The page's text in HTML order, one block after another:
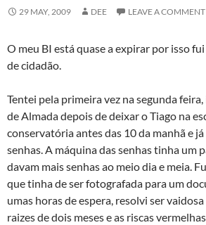
29 MAY, 2009 DEE LEAVE A COMMENT
O meu BI está quase a expirar por isso
de cidadão.
Tentei pela primeira vez na segunda
de Almada depois de deixar o Tiago na
conservatória antes das 10 da manhã e
senhas. A máquina das senhas tinha um
davam mais senhas ao meio dia e meia.
que tinha de ser fotografada para um
umas horas de espera, resolvi ser
raizes de dois meses e as riscas